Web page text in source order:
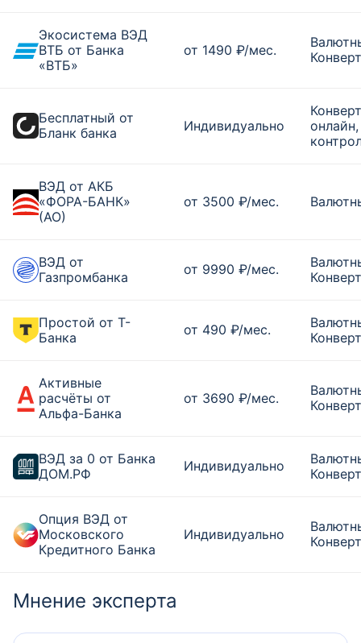
Экосистема ВЭД
ВТБ от Банка
«ВТБ»
от 1490 ₽/мес.
Бесплатный от
Бланк банка
Индивидуально
ВЭД от АКБ
«ФОРА-БАНК»
(АО)
от 3500 ₽/мес.
ВЭД от
Газпромбанка
от 9990 ₽/мес.
Простой от Т-
Банка
от 490 ₽/мес.
Активные
расчёты от
Альфа-Банка
от 3690 ₽/мес.
ВЭД за 0 от Банка
ДОМ.РФ
Индивидуально
Опция ВЭД от
Московского
Кредитного Банка
Индивидуально
Мнение эксперта